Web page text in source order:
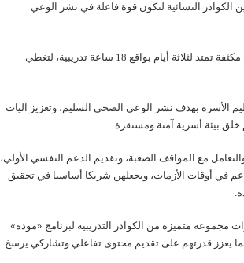
الكوادر النسائية لتكون قوة فاعلة في نشر الوعي
وأضافت أنه تم تصميم البرنامج بعناية ليشمل دورات تدريبية مكثفة تمتد لثلاثة أيام بواقع 18 ساعة تدريبية، لتغطي
الأسرة بهدف نشر الوعي الصحي السليم، وتعزيز آليات
خلق بيئة أسرية آمنة ومستقرة.
مع المواقف الصعبة، وتقديم الدعم النفسي الأولي،
في أوقات الأزمات، ويجعلهن شريكا أساسيا في تحقيق
مجموعة متميزة من الكوادر التدريبية لبرنامج «مودة»
يعزز قدرتهم على تقديم محتوى تفاعلي وتشاركي يرسخ